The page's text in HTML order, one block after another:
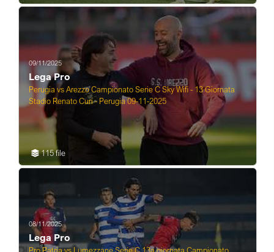
09/11/2025
Lega Pro
Perugia vs Arezzo Campionato Serie C Sky Wifi - 13 Giornata
Stadio Renato Curi - Perugia 09-11-2025
115 file
08/11/2025
Lega Pro